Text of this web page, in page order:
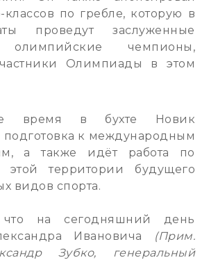
по гребле, которую в
проведут заслуженные
олимпийские чемпионы,
Олимпиады в этом
время в бухте Новик
подготовка к международным
а также идёт работа по
территории будущего
видов спорта.
что на сегодняшний день
Ивановича
(Прим.
Зубко, генеральный